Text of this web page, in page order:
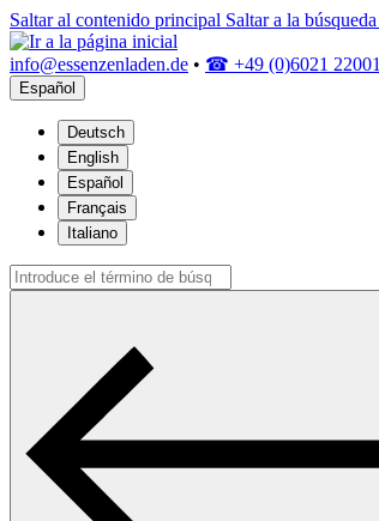
Saltar al contenido principal Saltar a la búsqueda
info@essenzenladen.de • ☎ +49 (0)6021 22001
Español
Deutsch
English
Español
Français
Italiano